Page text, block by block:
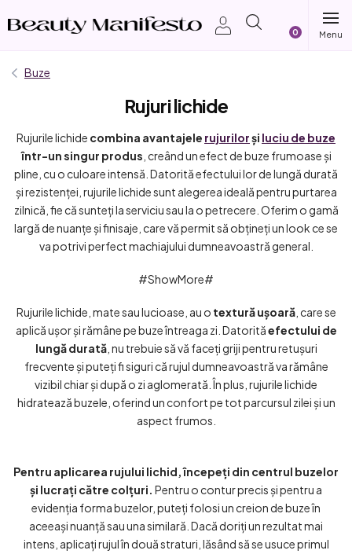
Buze
Rujuri lichide
Rujurile lichide combina avantajele rujurilorși luciu de buze
într-un singur produs , creând un efect de buze frumoase și
pline, cu o culoare intensă. Datorită efectului lor de lungă durată
și rezistenței, rujurile lichide sunt alegerea ideală pentru purtarea
zilnică, fie că sunteți la serviciu sau la o petrecere. Oferim o gamă
largă de nuanțe și finisaje, care vă permit să obțineți un look ce se
va potrivi perfect machiajului dumneavoastră general.
#ShowMore#
Rujurile lichide, mate sau lucioase, au o textură ușoară, care se
aplică ușor și rămâne pe buze întreaga zi. Datorităefectului de
lungă durată, nu trebuie să vă faceți griji pentru retușuri
frecvente și puteți fi siguri că rujul dumneavoastră va rămâne
vizibil chiar și după o zi aglomerată. În plus, rujurile lichide
hidratează buzele, oferind un confort pe tot parcursul zilei și un
aspect frumos.
Pentru aplicarea rujului lichid, începeți din centrul buzelor
și lucrați către colțuri. Pentru o contur precis și pentru a
evidenția forma buzelor, puteți folosi un creion de buze în
aceeași nuanță sau una similară. Dacă doriți un rezultat mai
intens, aplicați rujul în două straturi, lăsând să se usuce primul